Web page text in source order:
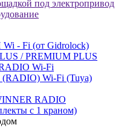
под электропривод
- Fi (от Gidrolock)
/ PREMIUM PLUS
Wi-Fi
Wi-Fi (Tuya)
RADIO
с 1 краном)